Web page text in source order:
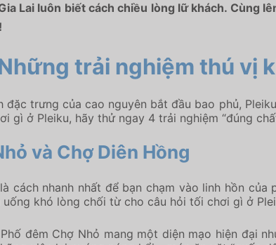
Lai luôn biết cách chiều lòng lữ khách. Cùng
trải nghiệm thú vị
đặc trưng của cao nguyên bắt đầu bao phủ,
gì ở Pleiku, hãy thử ngay 4 trải nghiệm “đúng
và Chợ Diên Hồng
cách nhanh nhất để bạn chạm vào linh hồn
uống khó lòng chối từ cho câu hỏi tối chơi gì ở
đêm Chợ Nhỏ mang một diện mạo hiện đại